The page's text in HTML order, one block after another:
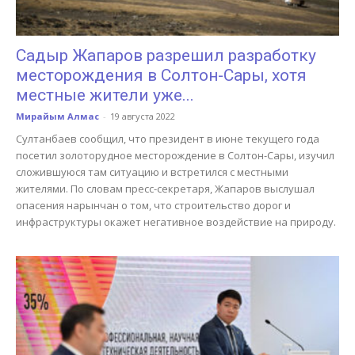
Садыр Жапаров разрешил разработку
месторождения в Солтон-Сары, хотя
местные жители уже...
Мирайым Алмас - 19 августа 2022
Султанбаев сообщил, что президент в июне текущего года
посетил золоторудное месторождение в Солтон-Сары, изучил
сложившуюся там ситуацию и встретился с местными
жителями. По словам пресс-секретаря, Жапаров выслушал
опасения нарынчан о том, что строительство дорог и
инфраструктуры окажет негативное воздействие на природу.